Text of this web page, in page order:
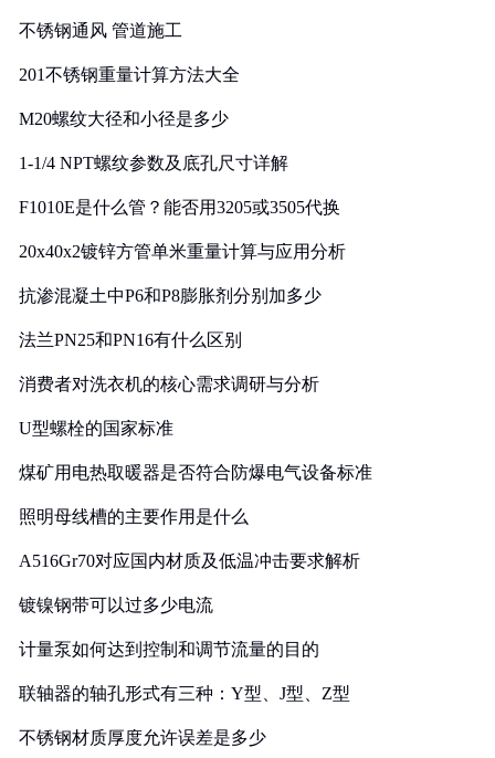
不锈钢通风 管道施工
201不锈钢重量计算方法大全
M20螺纹大径和小径是多少
1-1/4 NPT螺纹参数及底孔尺寸详解
F1010E是什么管？能否用3205或3505代换
20x40x2镀锌方管单米重量计算与应用分析
抗渗混凝土中P6和P8膨胀剂分别加多少
法兰PN25和PN16有什么区别
消费者对洗衣机的核心需求调研与分析
U型螺栓的国家标准
煤矿用电热取暖器是否符合防爆电气设备标准
照明母线槽的主要作用是什么
A516Gr70对应国内材质及低温冲击要求解析
镀镍钢带可以过多少电流
计量泵如何达到控制和调节流量的目的
联轴器的轴孔形式有三种：Y型、J型、Z型
不锈钢材质厚度允许误差是多少